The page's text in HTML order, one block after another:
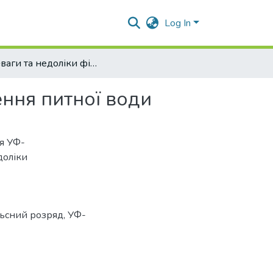
Log In
Переваги та недоліки фізичних методів знезараження питної води
питної води
УФ-
розряд, УФ-